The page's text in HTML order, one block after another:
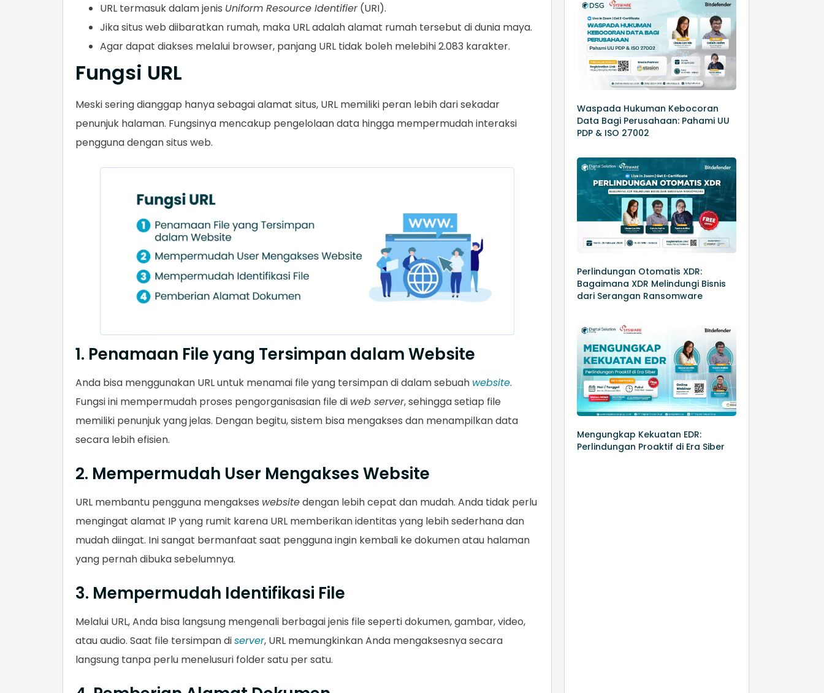
URL termasuk dalam jenis Uniform Resource Identifier(URI).
Jika situs web diibaratkan rumah, maka URL adalah alamat rumah tersebut di dunia maya.
Agar dapat diakses melalui browser, panjang URL tidak boleh melebihi 2.083 karakter.
Fungsi URL
Meski sering dianggap hanya sebagai alamat situs, URL memiliki peran lebih dari sekadar
penunjuk halaman. Fungsinya mencakup pengelolaan data hingga mempermudah interaksi
pengguna dengan situs web.
1. Penamaan File yang Tersimpan dalam Website
Anda bisa menggunakan URL untuk menamai file yang tersimpan di dalam sebuah website.
Fungsi ini mempermudah proses pengorganisasian file di web server, sehingga setiap file
memiliki penunjuk yang jelas. Dengan begitu, sistem bisa mengakses dan menampilkan data
secara lebih efisien.
2. Mempermudah User Mengakses Website
URL membantu pengguna mengakses websitedengan lebih cepat dan mudah. Anda tidak perlu
mengingat alamat IP yang rumit karena URL memberikan identitas yang lebih sederhana dan
mudah diingat. Ini sangat bermanfaat saat pengguna ingin kembali ke dokumen atau halaman
yang pernah dibuka sebelumnya.
3. Mempermudah Identifikasi File
Melalui URL, Anda bisa langsung mengenali berbagai jenis file seperti dokumen, gambar, video,
atau audio. Saat file tersimpan diserver, URL memungkinkan Anda mengaksesnya secara
langsung tanpa perlu menelusuri folder satu per satu.
Waspada Hukuman Kebocoran
Data Bagi Perusahaan: Pahami UU
PDP & ISO 27002
Perlindungan Otomatis XDR:
Bagaimana XDR Melindungi Bisnis
dari Serangan Ransomware
Mengungkap Kekuatan EDR:
Perlindungan Proaktif di Era Siber